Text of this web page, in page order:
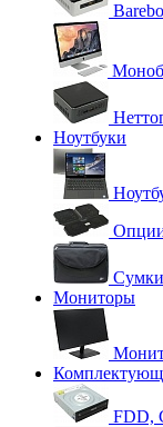
Ноутбуки
Опции
Сумки
Мониторы
FDD,